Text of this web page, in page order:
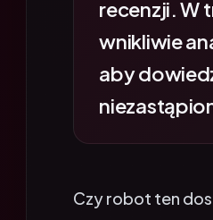
wnikliwie
aby
jedynie kolejnym